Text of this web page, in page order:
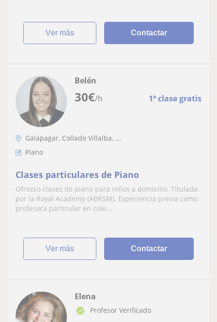
ver más Contactar
30€/h 1ª clase gratis
Belén
Galapagar, Collado Villalba, ...
Piano
Clases particulares de Piano
Ofrezco clases de piano para niños a domicilio. Titulada
por la Royal Academy (ABRSM). Experiencia previa como
profesora particular en cole...
ver más Contactar
Elena
Profesor Verificado